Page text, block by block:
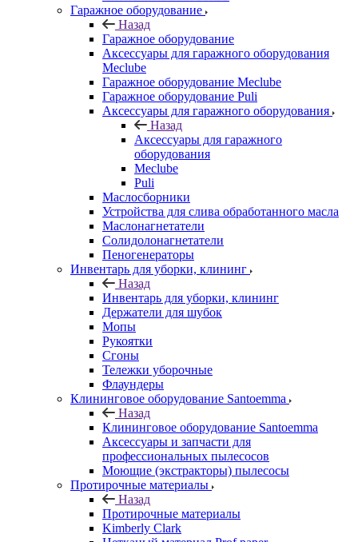
Гаражное оборудование
Назад
Гаражное оборудование
Аксессуары для гаражного оборудования
Meclube
Гаражное оборудование Meclube
Гаражное оборудование Puli
Аксессуары для гаражного оборудования
Назад
Аксессуары для гаражного
оборудования
Meclube
Puli
Маслосборники
Устройства для слива обработанного масла
Маслонагнетатели
Солидолонагнетатели
Пеногенераторы
Инвентарь для уборки, клининг
Назад
Инвентарь для уборки, клининг
Держатели для шубок
Мопы
Рукоятки
Сгоны
Тележки уборочные
Флаундеры
Клининговое оборудование Santoemma
Назад
Клининговое оборудование Santoemma
Аксессуары и запчасти для
профессиональных пылесосов
Моющие (экстракторы) пылесосы
Протирочные материалы
Назад
Протирочные материалы
Kimberly Clark